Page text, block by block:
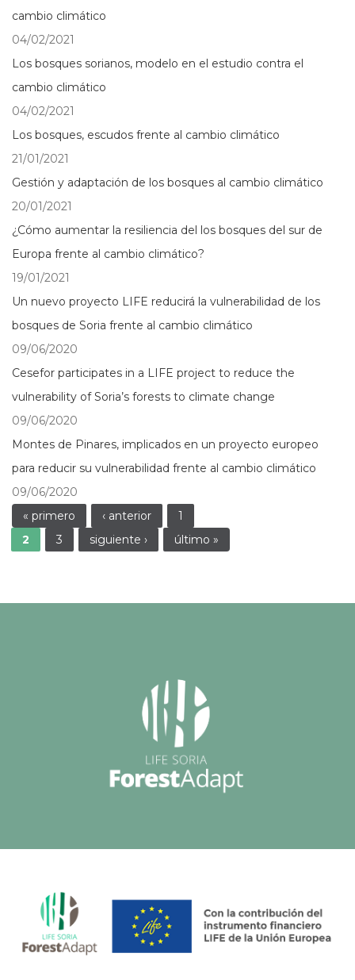
cambio climático
04/02/2021
Los bosques sorianos, modelo en el estudio contra el
cambio climático
04/02/2021
Los bosques, escudos frente al cambio climático
21/01/2021
Gestión y adaptación de los bosques al cambio climático
20/01/2021
¿Cómo aumentar la resiliencia del los bosques del sur de
Europa frente al cambio climático?
19/01/2021
Un nuevo proyecto LIFE reducirá la vulnerabilidad de los
bosques de Soria frente al cambio climático
09/06/2020
Cesefor participates in a LIFE project to reduce the
vulnerability of Soria’s forests to climate change
09/06/2020
Montes de Pinares, implicados en un proyecto europeo
para reducir su vulnerabilidad frente al cambio climático
09/06/2020
Páginas
« primero ‹ anterior
1
2
3 siguiente › último »